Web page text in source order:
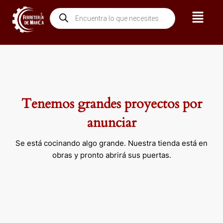
contenido
Búsqueda
de
productos
Menú
Tenemos grandes proyectos por
anunciar
Se está cocinando algo grande. Nuestra tienda está en
obras y pronto abrirá sus puertas.